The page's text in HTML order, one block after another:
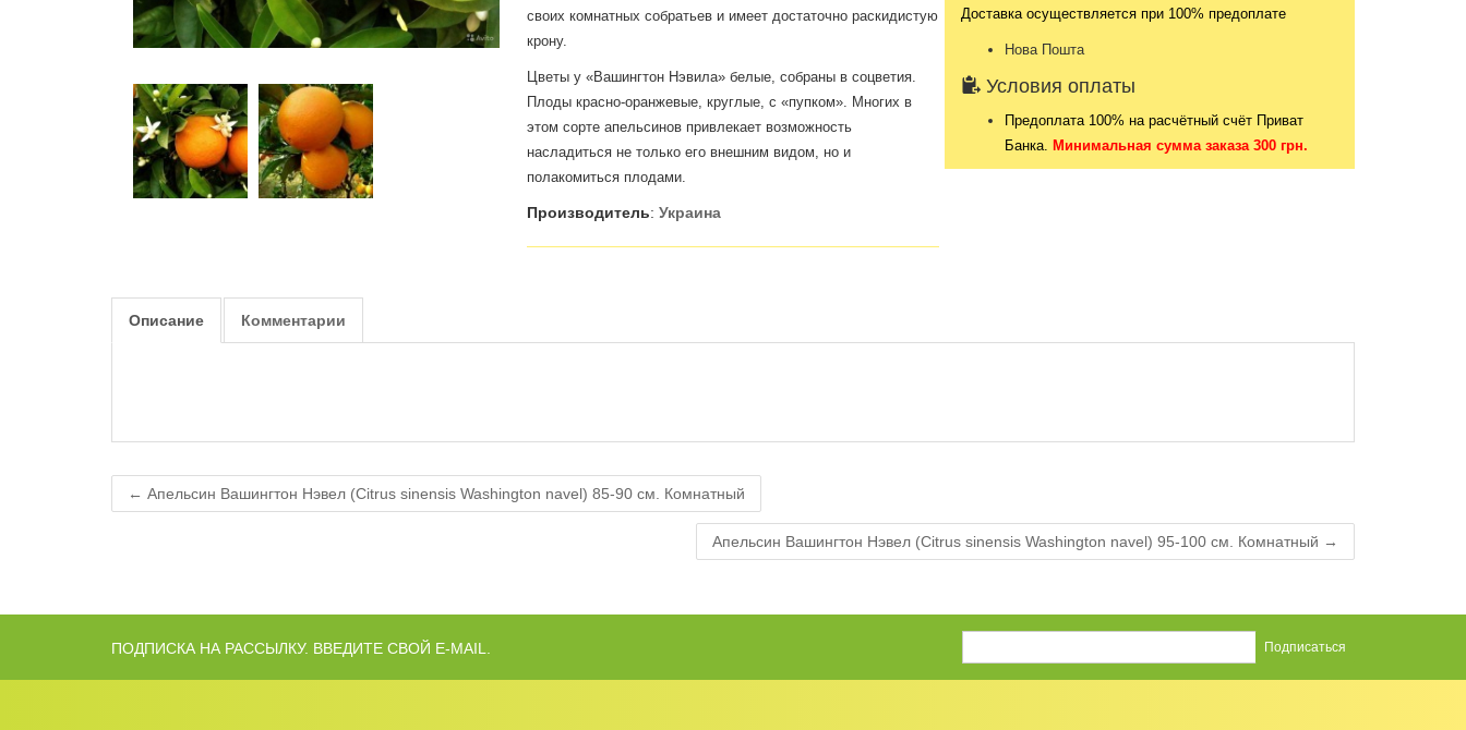
своих комнатных собратьев и имеет достаточно раскидистую
крону.
Цветы у «Вашингтон Нэвила» белые, собраны в соцветия.
Плоды красно-оранжевые, круглые, с «пупком». Многих в
этом сорте апельсинов привлекает возможность
насладиться не только его внешним видом, но и
полакомиться плодами.
Производитель:Украина
Доставка осуществляется при 100% предоплате
Нова Пошта
Условия оплаты
Предоплата 100% на расчётный счёт Приват
Банка. Минимальная сумма заказа 300 грн.
Описание Комментарии
← Апельсин Вашингтон Нэвeл (Citrus sinensis Washington navel) 85-90 см. Комнатный
Апельсин Вашингтон Нэвeл (Citrus sinensis Washington navel) 95-100 см. Комнатный →
ПОДПИСКА НА РАССЫЛКУ. ВВЕДИТЕ СВОЙ E-MAIL.